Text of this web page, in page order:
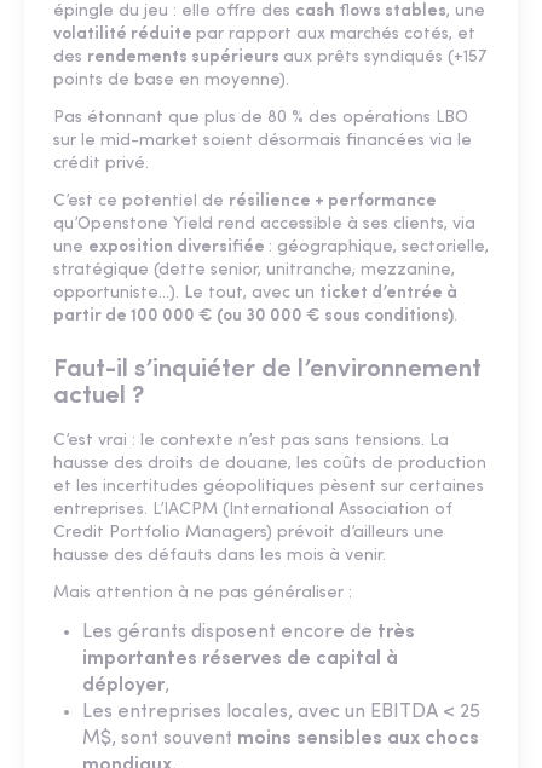
épingle du jeu : elle offre des cash flows stables, une
volatilité réduite par rapport aux marchés cotés, et
des rendements supérieurs aux prêts syndiqués (+157
points de base en moyenne).
Pas étonnant que plus de 80 % des opérations LBO
sur le mid-market soient désormais financées via le
crédit privé.
C’est ce potentiel de résilience + performance
qu’Openstone Yield rend accessible à ses clients, via
une exposition diversifiée : géographique, sectorielle,
stratégique (dette senior, unitranche, mezzanine,
opportuniste…). Le tout, avec un ticket d’entrée à
partir de 100 000 € (ou 30 000 € sous conditions).
Faut-il s’inquiéter de l’environnement
actuel ?
C’est vrai : le contexte n’est pas sans tensions. La
hausse des droits de douane, les coûts de production
et les incertitudes géopolitiques pèsent sur certaines
entreprises. L’IACPM (International Association of
Credit Portfolio Managers) prévoit d’ailleurs une
hausse des défauts dans les mois à venir.
Mais attention à ne pas généraliser :
Les gérants disposent encore de très
importantes réserves de capital à
déployer,
Les entreprises locales, avec un EBITDA < 25
M$, sont souvent moins sensibles aux chocs